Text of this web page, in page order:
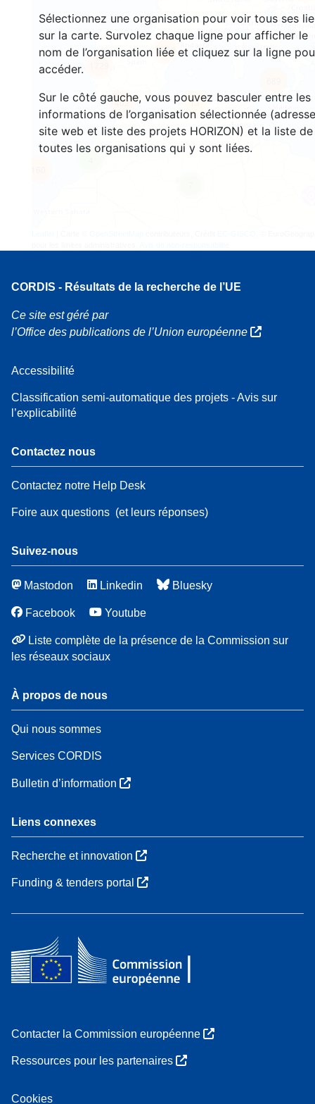
Sélectionnez une organisation pour voir tous ses
sur la carte. Survolez chaque ligne pour afficher le
nom de l’organisation liée et cliquez sur la ligne
accéder.
Sur le côté gauche, vous pouvez basculer entre les
informations de l’organisation sélectionnée
site web et liste des projets HORIZON) et la liste de
toutes les organisations qui y sont liées.
13
402
6663
CORDIS - Résultats de la recherche de l’UE
Ce site est géré par
l’Office des publications de l’Union européenne
Accessibilité
Classification semi-automatique des projets - Avis sur
l’explicabilité
Contactez nous
Contactez notre Help Desk
Foire aux questions (et leurs réponses)
Suivez-nous
Mastodon Linkedin Bluesky
Facebook Youtube
Liste complète de la présence de la Commission sur
les réseaux sociaux
À propos de nous
Qui nous sommes
Services CORDIS
Bulletin d’information
Liens connexes
Recherche et innovation
Funding & tenders portal
Contacter la Commission européenne
Ressources pour les partenaires
Cookies